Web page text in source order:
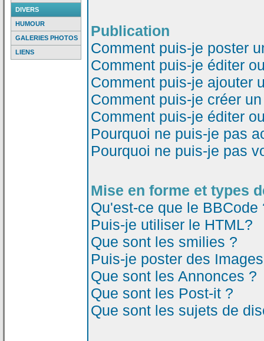
DIVERS
HUMOUR
GALERIES PHOTOS
LIENS
Publication
Comment puis-je poster
Comment puis-je éditer
Comment puis-je ajouter
Comment puis-je créer
Comment puis-je éditer
Pourquoi ne puis-je pas
Pourquoi ne puis-je pas
Mise en forme et types
Qu'est-ce que le BBCode
Puis-je utiliser le HTML?
Que sont les smilies ?
Puis-je poster des
Que sont les Annonces ?
Que sont les Post-it ?
Que sont les sujets de